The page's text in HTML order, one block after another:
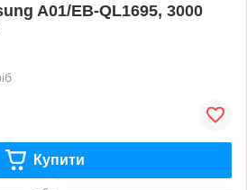
A01/EB-QL1695, 3000
Купити